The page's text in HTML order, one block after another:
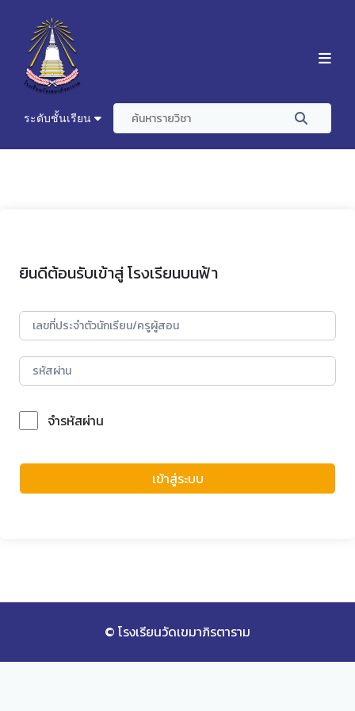
ระดับชั้นเรียน
ยินดีต้อนรับเข้าสู่ โรงเรียนบนฟ้า
จำรหัสผ่าน
เข้าสู่ระบบ
© โรงเรียนวัดเขมาภิรตาราม